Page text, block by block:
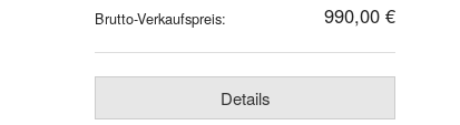
Brutto-Verkaufspreis: 990,00 €
Details